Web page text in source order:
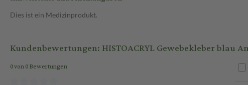
Dies ist ein Medizinprodukt.
Kundenbewertungen: HISTOACRYL Gewebekleber blau
0 von 0 Bewertungen